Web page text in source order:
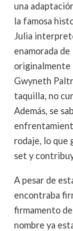
una
la famosa
Julia
enamorada
originalmente
Gwyneth
taquilla, no
Además, se
rodaje, lo que
set y
A pesar de
encontraba
firmamento
nombre ya